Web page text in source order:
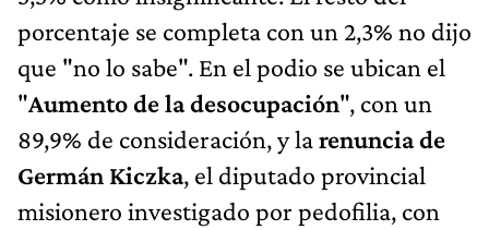
porcentaje se completa con un 2,3% no dijo
que "no lo sabe". En el podio se ubican el
"Aumento de la desocupación", con un
89,9% de consideración, y larenuncia de
Germán Kiczka, el diputado provincial
misionero investigado por pedofilia, con